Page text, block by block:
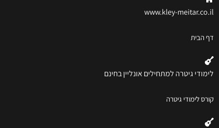
www.kley-meitar.co.il
דף הבית
לימודי גיטרה למתחילים אונליין בחינם
קורס לימודי גיטרה